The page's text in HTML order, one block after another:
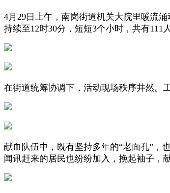
4月29日上午，南岗街道机关大院里暖流
持续至12时30分，短短3个小时，共有111
在街道统筹协调下，活动现场秩序井然。
献血队伍中，既有坚持多年的“老面孔”，
闻讯赶来的居民也纷纷加入，挽起袖子，